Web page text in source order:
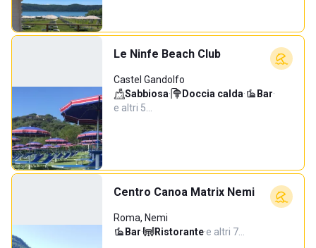
Le Ninfe Beach Club
Castel Gandolfo
Sabbiosa· Doccia calda· Bar·
e altri 5…
Centro Canoa Matrix Nemi
Roma, Nemi
Bar· Ristorante·e altri 7…